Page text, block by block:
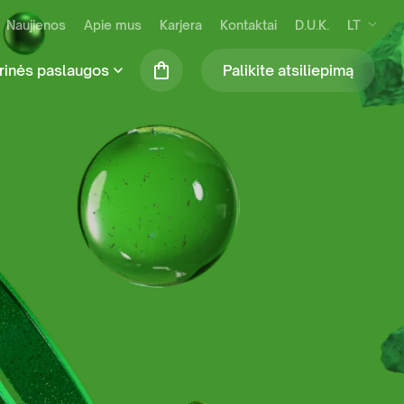
Naujienos Apie mus Karjera Kontaktai D.U.K. LT
susidarančių atliekų išvežimas ir
surinkimas ir tvarkymas
ir komercinių atliekų tvarkymas
administravimo paslauga
komunalinių atliekų tvarkymas
paslaugos
Praustuvių nuoma (tik šiltuoju metų laiku)
Mobiliosios tvoros
Biotualetų skaičiuoklė
Palikite atsiliepimą